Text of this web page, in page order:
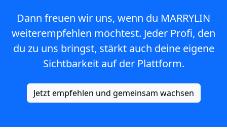
Dann freuen wir uns, wenn du MARRYLIN
weiterempfehlen möchtest. Jeder Profi, den
du zu uns bringst, stärkt auch deine eigene
Sichtbarkeit auf der Plattform.
Jetzt empfehlen und gemeinsam wachsen